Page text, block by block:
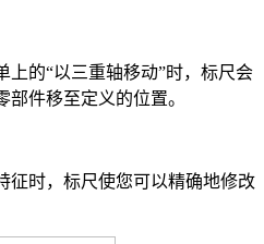
上的“以三重轴移动”时，标尺会
件移至定义的位置。
征时，标尺使您可以精确地修改